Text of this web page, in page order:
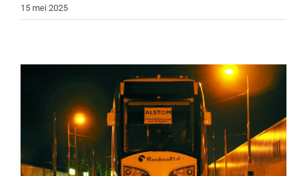
15 mei 2025